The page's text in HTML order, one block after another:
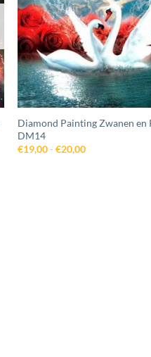
Diamond Painting Zwanen en
DM14
€19,00-€20,00Prijsklasse: